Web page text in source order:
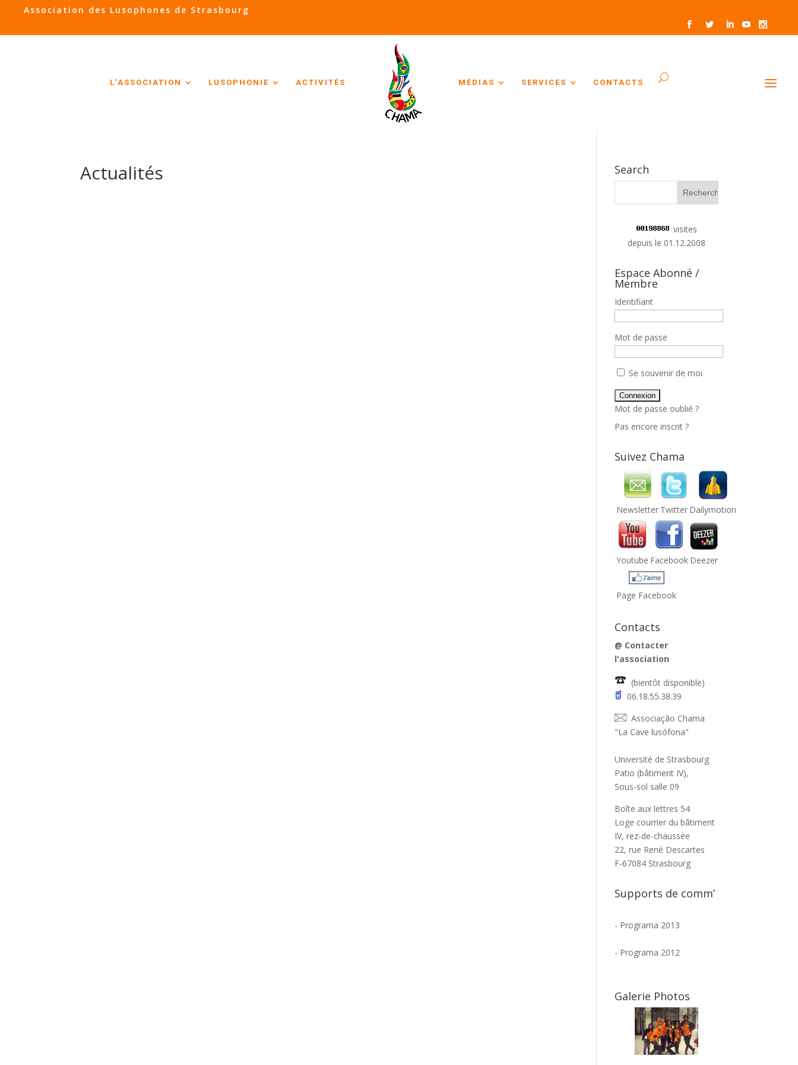
Association des Lusophones de Strasbourg
L’ASSOCIATION LUSOPHONIE ACTIVITÉS MÉDIAS SERVICES CONTACTS
Actualités Search
visites
depuis le 01.12.2008
Espace Abonné /
Membre
Identifiant
Mot de passe
Se souvenir de moi
Mot de passe oublié ?
Pas encore inscrit ?
Suivez Chama
Newsletter Twitter Dailymotion
Youtube Facebook Deezer
Page Facebook
Contacts
@ Contacter
l'association
(bientôt disponible)
06.18.55.38.39
Associação Chama
"La Cave lusófona"
Université de Strasbourg
Patio (bâtiment IV),
Sous-sol salle 09
Boîte aux lettres 54
Loge courrier du bâtiment
IV, rez-de-chaussée
22, rue René Descartes
F-67084 Strasbourg
Supports de comm’
- Programa 2013
- Programa 2012
Galerie Photos